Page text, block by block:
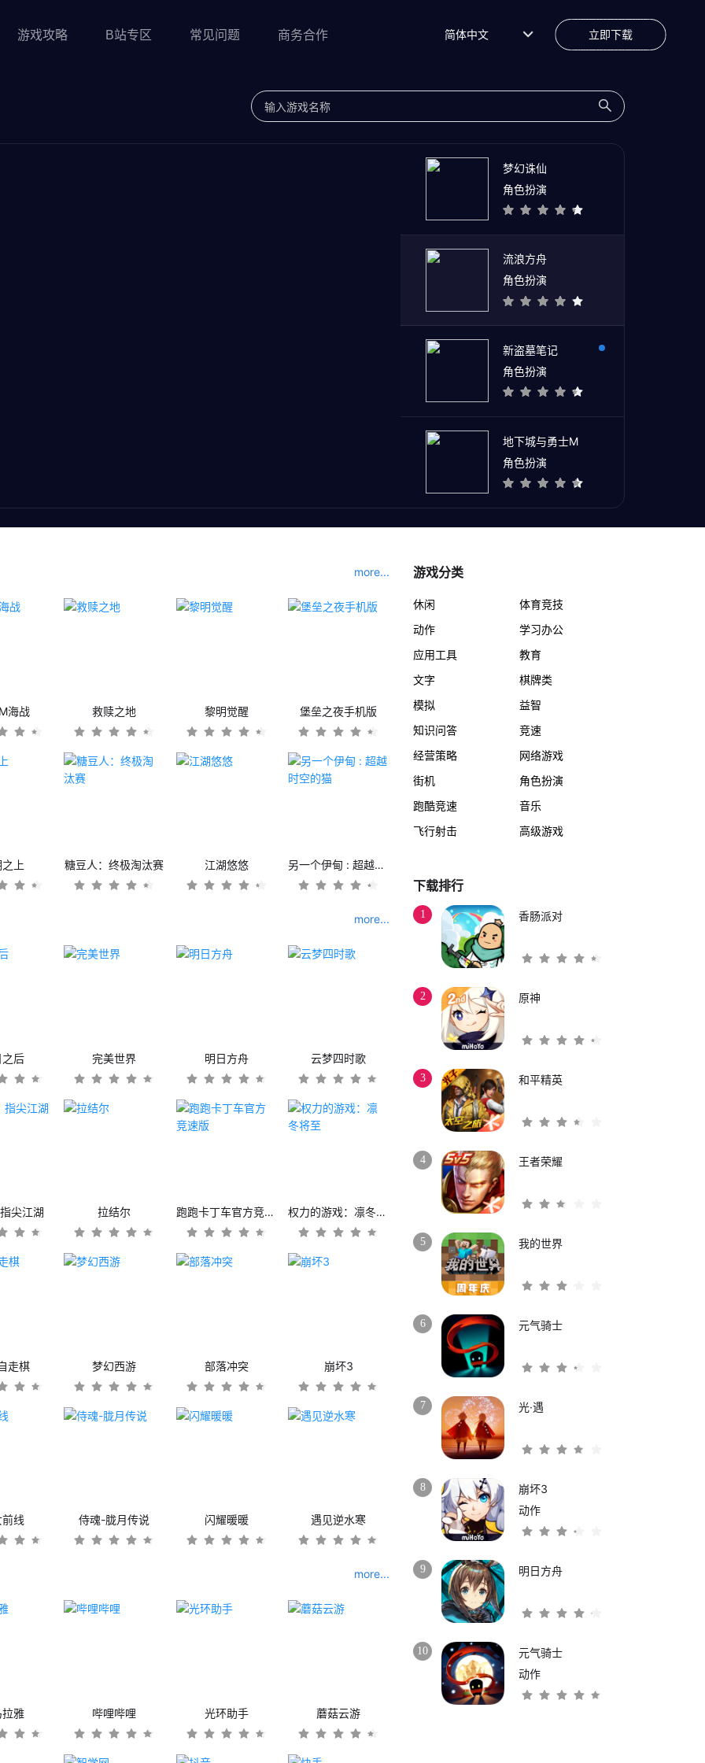
游戏攻略 B站专区 常见问题 商务合作 简体中文 立即下载
梦幻诛仙
角色扮演
流浪方舟
角色扮演
新盗墓笔记
角色扮演
地下城与勇士M
角色扮演
more...
海战 救赎之地 黎明觉醒 堡垒之夜手机版
上 糖豆人：终极淘汰赛 江湖悠悠 另一个伊甸 : 超越时空的猫
more...
后 完美世界 明日方舟 云梦四时歌
尖江湖 拉结尔 跑跑卡丁车官方竞速版 权力的游戏：凛冬将至
走棋 梦幻西游 部落冲突 崩坏3
线 侍魂-胧月传说 闪耀暖暖 遇见逆水寒
more...
雅 哔哩哔哩 光环助手 蘑菇云游
游戏分类
休闲
体育竞技
动作
学习办公
应用工具
教育
文字
棋牌类
模拟
益智
知识问答
竞速
经营策略
网络游戏
街机
角色扮演
跑酷竞速
音乐
飞行射击
高级游戏
下载排行
1 香肠派对
2 原神
3 和平精英
4 王者荣耀
5 我的世界
6 元气骑士
7 光·遇
8
崩坏3
动作
9 明日方舟
10
元气骑士
动作